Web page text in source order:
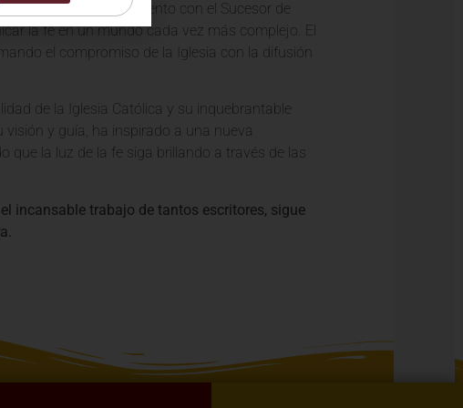
compartir este momento con el Sucesor de
la fe en un mundo cada vez más complejo. El
el compromiso de la Iglesia con la difusión
de la Iglesia Católica y su inquebrantable
visión y guía, ha inspirado a una nueva
que la luz de la fe siga brillando a través de las
incansable trabajo de tantos escritores, sigue